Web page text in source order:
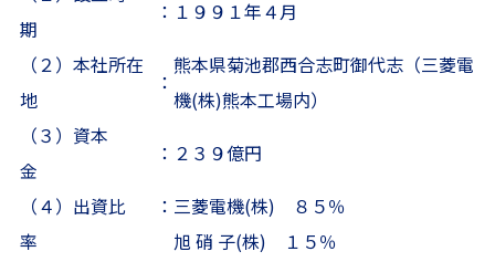
期
： １９９１年４月
（２）本社所在
地
：
熊本県菊池郡西合志町御代志（三菱電
機(株)熊本工場内）
（３）資本
金
： ２３９億円
（４）出資比
率
： 三菱電機(株) ８５％
旭 硝 子(株) １５％